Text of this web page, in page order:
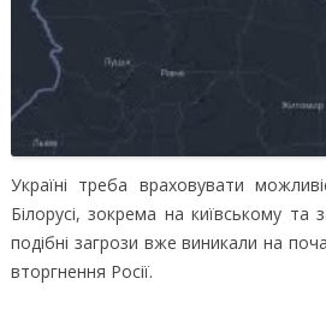
Україні треба враховувати
Білорусі, зокрема на київському та
подібні загрози вже виникали на
вторгнення Росії.